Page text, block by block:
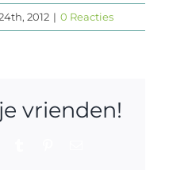
2012 | 0 Reacties
vrienden!